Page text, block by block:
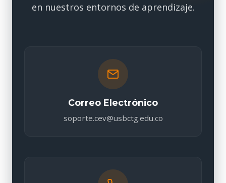
en nuestros entornos de aprendizaje.
Correo Electrónico
soporte.cev@usbctg.edu.co